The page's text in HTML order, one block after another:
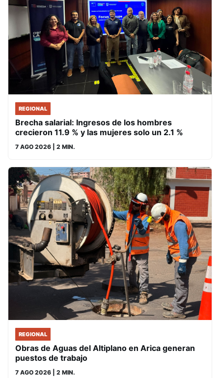
REGIONAL
Brecha salarial: Ingresos de los hombres
crecieron 11.9 % y las mujeres solo un 2.1 %
7 AGO 2026 | 2 MIN.
REGIONAL
Obras de Aguas del Altiplano en Arica generan
puestos de trabajo
7 AGO 2026 | 2 MIN.